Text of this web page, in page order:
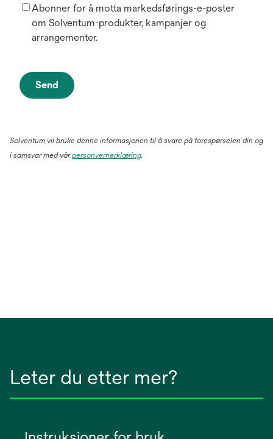
Abonner for å motta markedsførings-e-poster
om Solventum-produkter, kampanjer og
arrangementer.
Send
Solventum vil bruke denne informasjonen til å svare på forespørselen din og
i samsvar med vårpersonvernerklæring.
Leter du etter mer?